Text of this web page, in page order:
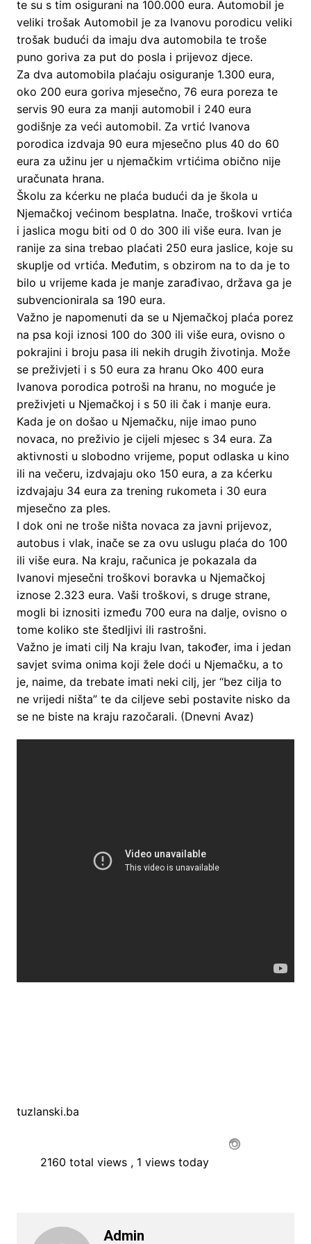
te su s tim osigurani na 100.000 eura. Automobil je
veliki trošak Automobil je za Ivanovu porodicu veliki
trošak budući da imaju dva automobila te troše
puno goriva za put do posla i prijevoz djece.
Za dva automobila plaćaju osiguranje 1.300 eura,
oko 200 eura goriva mjesečno, 76 eura poreza te
servis 90 eura za manji automobil i 240 eura
godišnje za veći automobil. Za vrtić Ivanova
porodica izdvaja 90 eura mjesečno plus 40 do 60
eura za užinu jer u njemačkim vrtićima obično nije
uračunata hrana.
Školu za kćerku ne plaća budući da je škola u
Njemačkoj većinom besplatna. Inače, troškovi vrtića
i jaslica mogu biti od 0 do 300 ili više eura. Ivan je
ranije za sina trebao plaćati 250 eura jaslice, koje su
skuplje od vrtića. Međutim, s obzirom na to da je to
bilo u vrijeme kada je manje zarađivao, država ga je
subvencionirala sa 190 eura.
Važno je napomenuti da se u Njemačkoj plaća porez
na psa koji iznosi 100 do 300 ili više eura, ovisno o
pokrajini i broju pasa ili nekih drugih životinja. Može
se preživjeti i s 50 eura za hranu Oko 400 eura
Ivanova porodica potroši na hranu, no moguće je
preživjeti u Njemačkoj i s 50 ili čak i manje eura.
Kada je on došao u Njemačku, nije imao puno
novaca, no preživio je cijeli mjesec s 34 eura. Za
aktivnosti u slobodno vrijeme, poput odlaska u kino
ili na večeru, izdvajaju oko 150 eura, a za kćerku
izdvajaju 34 eura za trening rukometa i 30 eura
mjesečno za ples.
I dok oni ne troše ništa novaca za javni prijevoz,
autobus i vlak, inače se za ovu uslugu plaća do 100
ili više eura. Na kraju, računica je pokazala da
Ivanovi mjesečni troškovi boravka u Njemačkoj
iznose 2.323 eura. Vaši troškovi, s druge strane,
mogli bi iznositi između 700 eura na dalje, ovisno o
tome koliko ste štedljivi ili rastrošni.
Važno je imati cilj Na kraju Ivan, također, ima i jedan
savjet svima onima koji žele doći u Njemačku, a to
je, naime, da trebate imati neki cilj, jer “bez cilja to
ne vrijedi ništa” te da ciljeve sebi postavite nisko da
se ne biste na kraju razočarali. (Dnevni Avaz)
tuzlanski.ba
2160 total views , 1 views today
Admin